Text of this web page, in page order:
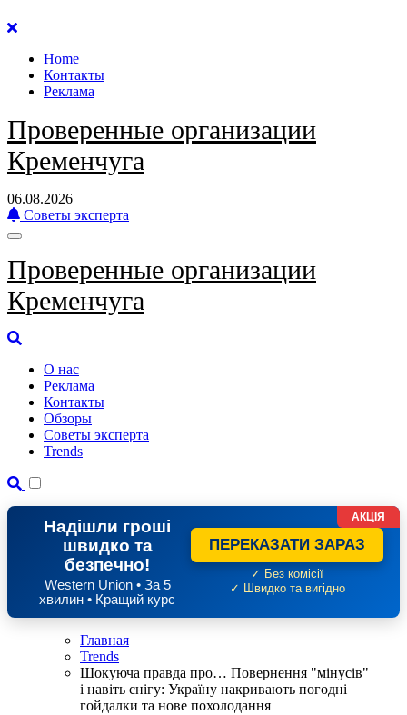
Перейти
содержанию
Home
Контакты
Реклама
Проверенные организации
Кременчуга
06.08.2026
Советы эксперта
Проверенные организации
Кременчуга
О нас
Реклама
Контакты
Обзоры
Советы эксперта
Trends
Надішли гроші
швидко та
безпечно!
Western Union • За 5
хвилин • Кращий курс
ПЕРЕКАЗАТИ ЗАРАЗ
✓ Без комісії
✓ Швидко та вигідно
АКЦІЯ
Главная
Trends
Шокуюча правда про… Повернення "мінусів"
і навіть снігу: Україну накривають погодні
гойдалки та нове похолодання